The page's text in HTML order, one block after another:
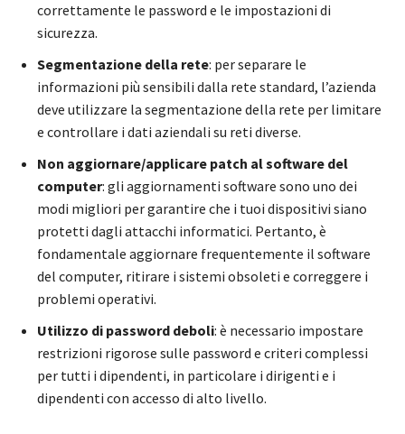
correttamente le password e le impostazioni di
sicurezza.
Segmentazione della rete: per separare le
informazioni più sensibili dalla rete standard, l’azienda
deve utilizzare la segmentazione della rete per limitare
e controllare i dati aziendali su reti diverse.
Non aggiornare/applicare patch al software del
computer: gli aggiornamenti software sono uno dei
modi migliori per garantire che i tuoi dispositivi siano
protetti dagli attacchi informatici. Pertanto, è
fondamentale aggiornare frequentemente il software
del computer, ritirare i sistemi obsoleti e correggere i
problemi operativi.
Utilizzo di password deboli: è necessario impostare
restrizioni rigorose sulle password e criteri complessi
per tutti i dipendenti, in particolare i dirigenti e i
dipendenti con accesso di alto livello.